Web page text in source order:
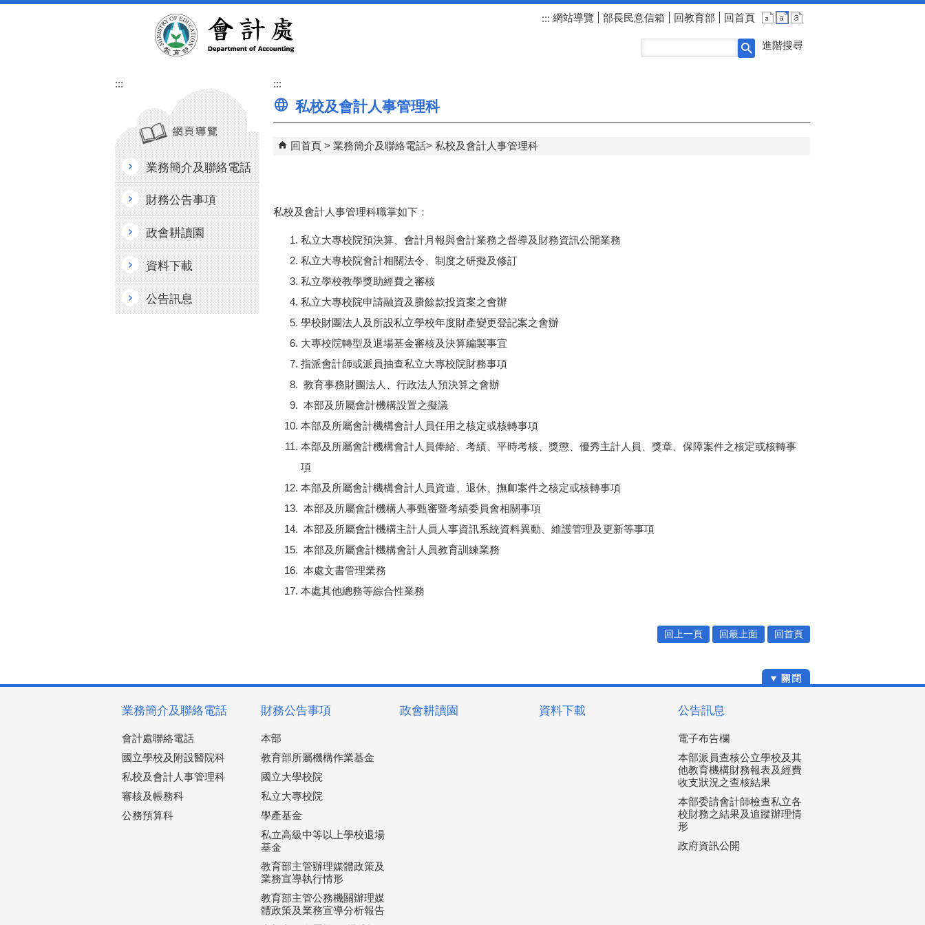
::: 網站導覽 部長民意信箱 回教育部 回首頁
進階搜尋
:::
業務簡介及聯絡電話
財務公告事項
政會耕讀園
資料下載
公告訊息
:::
私校及會計人事管理科
回首頁 業務簡介及聯絡電話 私校及會計人事管理科
私校及會計人事管理科職掌如下：
私立大專校院預決算、會計月報與會計業務之督導及財務資訊公開業務
私立大專校院會計相關法令、制度之研擬及修訂
私立學校教學獎助經費之審核
私立大專校院申請融資及賸餘款投資案之會辦
學校財團法人及所設私立學校年度財產變更登記案之會辦
大專校院轉型及退場基金審核及決算編製事宜
指派會計師或派員抽查私立大專校院財務事項
教育事務財團法人、行政法人預決算之會辦
本部及所屬會計機構設置之擬議
本部及所屬會計機構會計人員任用之核定或核轉事項
本部及所屬會計機構會計人員俸給、考績、平時考核、獎懲、優秀主計人員、獎章、保障案件之核定或核轉事
項
本部及所屬會計機構會計人員資遣、退休、撫卹案件之核定或核轉事項
本部及所屬會計機構人事甄審暨考績委員會相關事項
本部及所屬會計機構主計人員人事資訊系統資料異動、維護管理及更新等事項
本部及所屬會計機構會計人員教育訓練業務
本處文書管理業務
本處其他總務等綜合性業務
回上一頁 回最上面 回首頁
業務簡介及聯絡電話
會計處聯絡電話
國立學校及附設醫院科
私校及會計人事管理科
審核及帳務科
公務預算科
財務公告事項
本部
教育部所屬機構作業基金
國立大學校院
私立大專校院
學產基金
私立高級中等以上學校退場
基金
教育部主管辦理媒體政策及
業務宣導執行情形
教育部主管公務機關辦理媒
體政策及業務宣導分析報告
政會耕讀園 資料下載 公告訊息
電子布告欄
本部派員查核公立學校及其
他教育機構財務報表及經費
收支狀況之查核結果
本部委請會計師檢查私立各
校財務之結果及追蹤辦理情
形
政府資訊公開